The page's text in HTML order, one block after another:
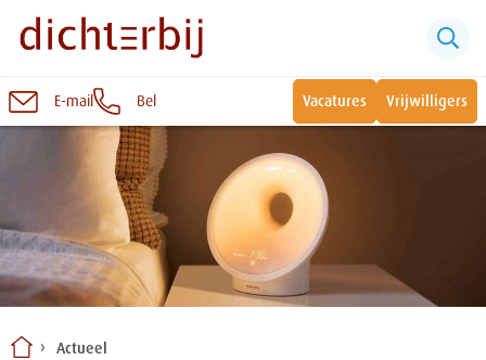
Naar
E-mail Bel Vacatures Vrijwilligers
Actueel
Snel naar:
Wonen bij Dichterbij